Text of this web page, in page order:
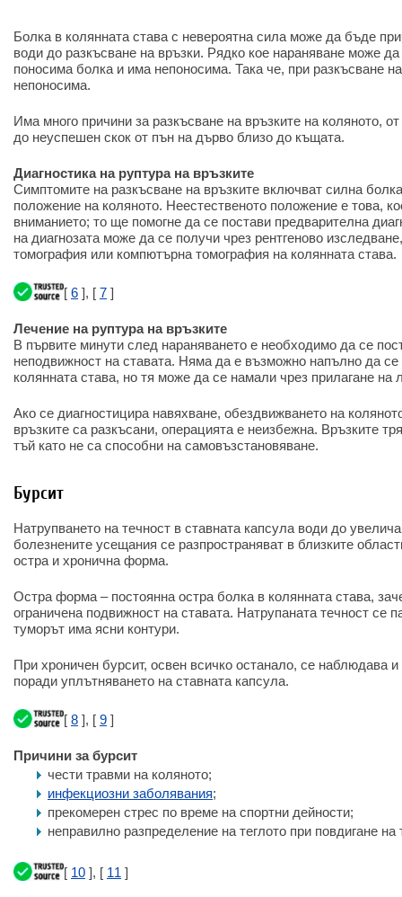
Болка в колянната става с невероятна сила може да бъде
води до разкъсване на връзки. Рядко кое нараняване може
поносима болка и има непоносима. Така че, при разкъсване
непоносима.
Има много причини за разкъсване на връзките на коляното,
до неуспешен скок от пън на дърво близо до къщата.
Диагностика на руптура на връзките
Симптомите на разкъсване на връзките включват силна
положение на коляното. Неестественото положение е това,
вниманието; то ще помогне да се постави предварителна
на диагнозата може да се получи чрез рентгеново
томография или компютърна томография на колянната става.
[ 6 ], [ 7 ]
Лечение на руптура на връзките
В първите минути след нараняването е необходимо да се
неподвижност на ставата. Няма да е възможно напълно да се
колянната става, но тя може да се намали чрез прилагане на
Ако се диагностицира навяхване, обездвижването на
връзките са разкъсани, операцията е неизбежна. Връзките
тъй като не са способни на самовъзстановяване.
Бурсит
Натрупването на течност в ставната капсула води до
болезнените усещания се разпространяват в близките
остра и хронична форма.
Остра форма – постоянна остра болка в колянната става,
ограничена подвижност на ставата. Натрупаната течност се
туморът има ясни контури.
При хроничен бурсит, освен всичко останало, се наблюдава
поради уплътняването на ставната капсула.
[ 8 ], [ 9 ]
Причини за бурсит
чести травми на коляното;
инфекциозни заболявания;
прекомерен стрес по време на спортни дейности;
неправилно разпределение на теглото при повдигане
[ 10 ], [ 11 ]